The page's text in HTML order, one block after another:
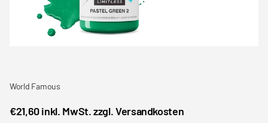
World Famous
€21,60 inkl. MwSt. zzgl. Versandkosten